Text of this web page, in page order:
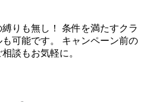
りも無し！ 条件を満たすクラ
可能です。 キャンペーン前の
談もお気軽に。